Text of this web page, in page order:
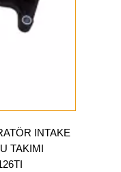
INTAKE
TAKIMI